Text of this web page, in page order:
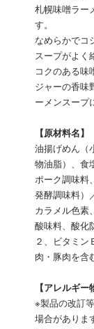
札幌味噌ラー
す。
なめらかでコ
スープがよく
コクのある味
ジャーの香味
ーメンスープ
【原材料名】
油揚げめん（
物油脂）、食
ポーク調味料
発酵調味料）
カラメル色素
酸味料、酸化
２、ビタミン
肉・豚肉を含
【アレルギー
※製品の改訂
場合がありま